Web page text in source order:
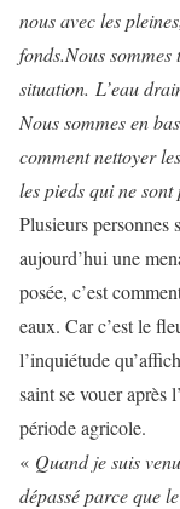
nous avec les
fonds.Nous
situation. L’eau
Nous sommes en
comment nettoyer
les pieds qui ne
Plusieurs personnes
aujourd’hui une
posée, c’est
eaux. Car c’est le
l’inquiétude
saint se vouer après
période agricole.
« Quand je suis
dépassé parce que